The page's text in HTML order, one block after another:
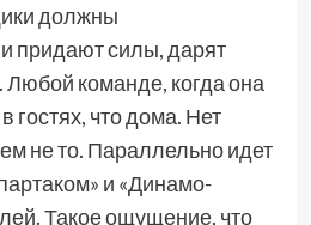
должны
придают силы, дарят
команде, когда она
гостях, что дома. Нет
не то. Параллельно идет
и «Динамо-
Такое ощущение, что